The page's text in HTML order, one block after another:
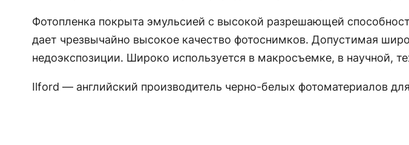
Фотопленка покрыта эмульсией с высокой разрешающей
дает чрезвычайно высокое качество фотоснимков. Допустимая
недоэкспозиции. Широко используется в макросъемке, в научной,
Ilford — английский производитель черно-белых фотоматериалов